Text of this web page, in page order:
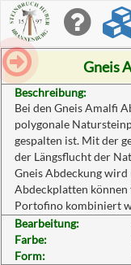
Gneis
Beschreibung:
Bei den Gneis Amalfi
polygonale
gespalten ist. Mit der
der Längsflucht der
Gneis Abdeckung
Abdeckplatten
Portofino kombiniert
Bearbeitung:
Farbe:
Form: